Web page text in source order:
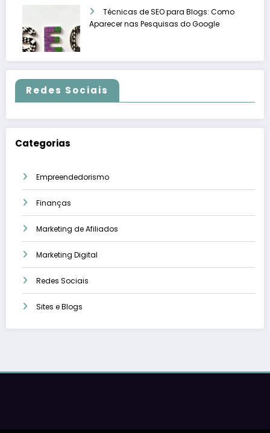
Técnicas de SEO para Blogs: Como
Aparecer nas Pesquisas do Google
Redes Sociais
Categorias
Empreendedorismo
Finanças
Marketing de Afiliados
Marketing Digital
Redes Sociais
Sites e Blogs